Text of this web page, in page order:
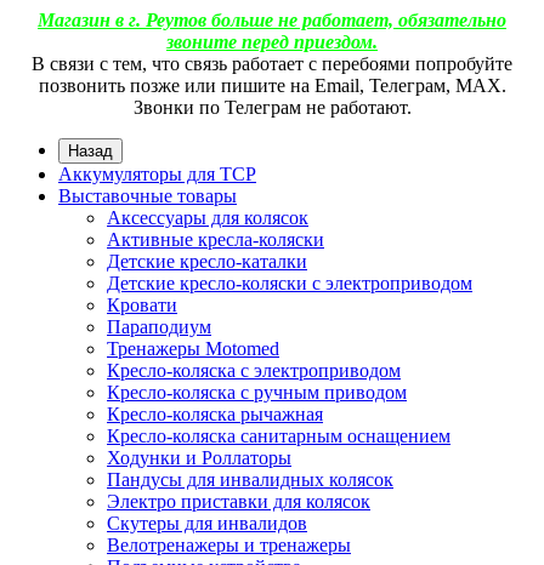
Магазин в г. Реутов больше не работает, обязательно
звоните перед приездом.
В связи с тем, что связь работает с перебоями попробуйте
позвонить позже или пишите на Email, Телеграм, МАХ.
Звонки по Телеграм не работают.
Назад
Аккумуляторы для ТСР
Выставочные товары
Аксессуары для колясок
Активные кресла-коляски
Детские кресло-каталки
Детские кресло-коляски с электроприводом
Кровати
Параподиум
Тренажеры Motomed
Кресло-коляска с электроприводом
Кресло-коляска с ручным приводом
Кресло-коляска рычажная
Кресло-коляска санитарным оснащением
Ходунки и Роллаторы
Пандусы для инвалидных колясок
Электро приставки для колясок
Скутеры для инвалидов
Велотренажеры и тренажеры